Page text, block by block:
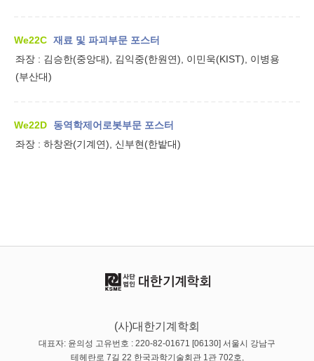
We22C 재료 및 파괴부문 포스터
좌장 : 김승한(중앙대), 김익중(한원연), 이민욱(KIST), 이병용
(부산대)
We22D
동역학제어로봇부문 포스터
좌장 : 하창완(기계연), 신부현(한밭대)
(사)대한기계학회
대표자: 윤의성 고유번호 : 220-82-01671 [06130] 서울시 강남구
테헤란로 7길 22 한국과학기술회관 1관 702호,